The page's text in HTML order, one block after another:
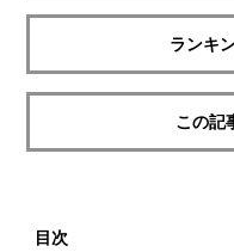
ランキ
この記
目次